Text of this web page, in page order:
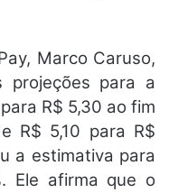
Marco Caruso,
projeções para a
R$ 5,30 ao fim
R$ 5,10 para R$
a estimativa para
Ele afirma que o